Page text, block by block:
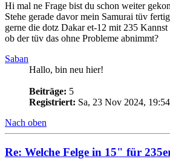
Hi mal ne Frage bist du schon weiter
Stehe gerade davor mein Samurai tüv
gerne die dotz Dakar et-12 mit 235
ob der tüv das ohne Probleme abnimmt?
Saban
Hallo, bin neu hier!
Beiträge: 5
Registriert: Sa, 23 Nov 2024, 19:54
Nach oben
Re: Welche Felge in 15" für